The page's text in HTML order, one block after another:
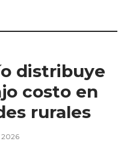
distribuye
costo en
rurales